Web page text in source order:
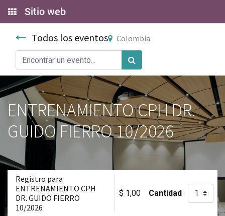
Sitio web
Todos los eventos Colombia
ENTRENAMIENTO CPH DR.
GUIDO FIERRO 10/2026
Registro para
ENTRENAMIENTO CPH
DR. GUIDO FIERRO
10/2026
$ 1,00 Cantidad